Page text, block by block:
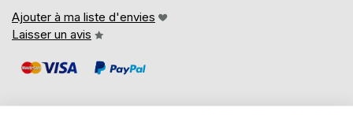
Ajouter à ma liste d'envies
Laisser un avis